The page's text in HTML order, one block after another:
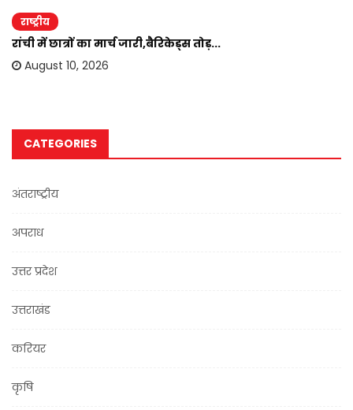
राष्ट्रीय
रांची में छात्रों का मार्च जारी,बैरिकेड्स तोड़...
August 10, 2026
CATEGORIES
अंतराष्ट्रीय
अपराध
उत्तर प्रदेश
उत्तराखंड
करियर
कृषि